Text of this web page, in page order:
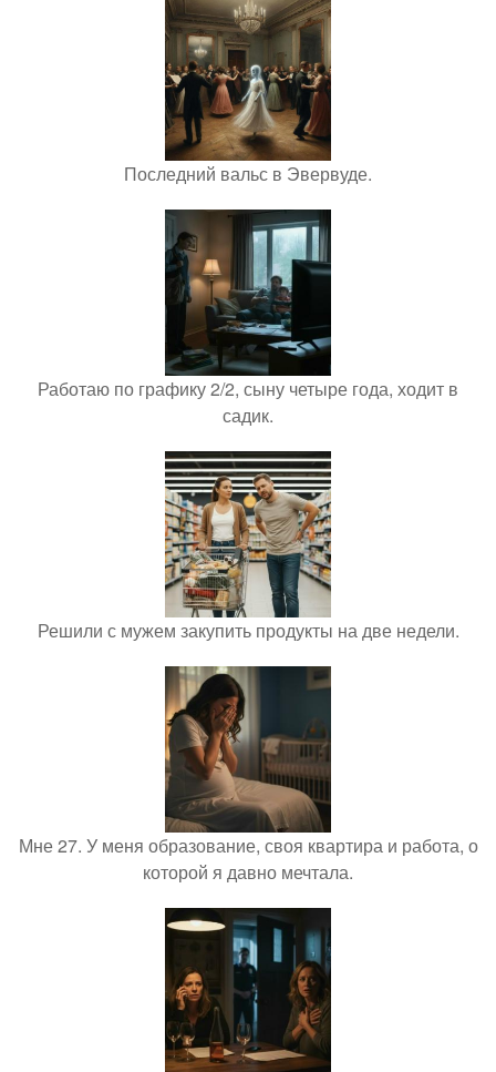
Последний вальс в Эвервуде.
Работаю по графику 2/2, сыну четыре года, ходит в
садик.
Решили с мужем закупить продукты на две недели.
Мне 27. У меня образование, своя квартира и работа, о
которой я давно мечтала.